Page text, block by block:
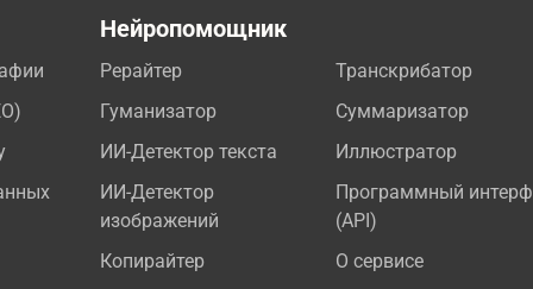
Нейропомощник
Рерайтер
Гуманизатор
ИИ-Детектор текста
ИИ-Детектор
изображений
Копирайтер
Транскрибатор
Суммаризатор
Иллюстратор
Программный
(API)
О сервисе